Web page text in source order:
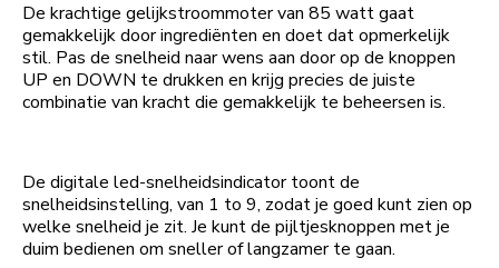
De krachtige gelijkstroommoter van 85 watt gaat
gemakkelijk door ingrediënten en doet dat opmerkelijk
stil. Pas de snelheid naar wens aan door op de knoppen
UP en DOWN te drukken en krijg precies de juiste
combinatie van kracht die gemakkelijk te beheersen is.
De digitale led-snelheidsindicator toont de
snelheidsinstelling, van 1 to 9, zodat je goed kunt zien op
welke snelheid je zit. Je kunt de pijltjesknoppen met je
duim bedienen om sneller of langzamer te gaan.